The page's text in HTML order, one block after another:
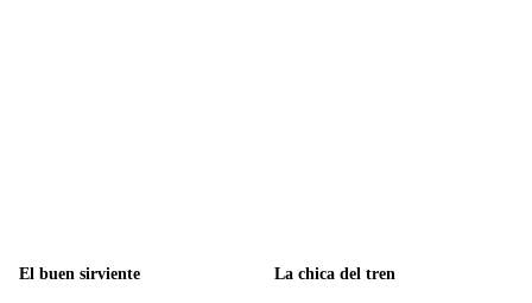
El buen sirviente La chica del tren